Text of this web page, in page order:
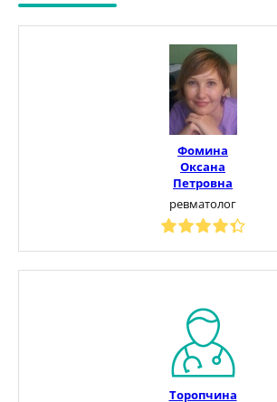
Фомина
Оксана
Петровна
ревматолог
Торопчина